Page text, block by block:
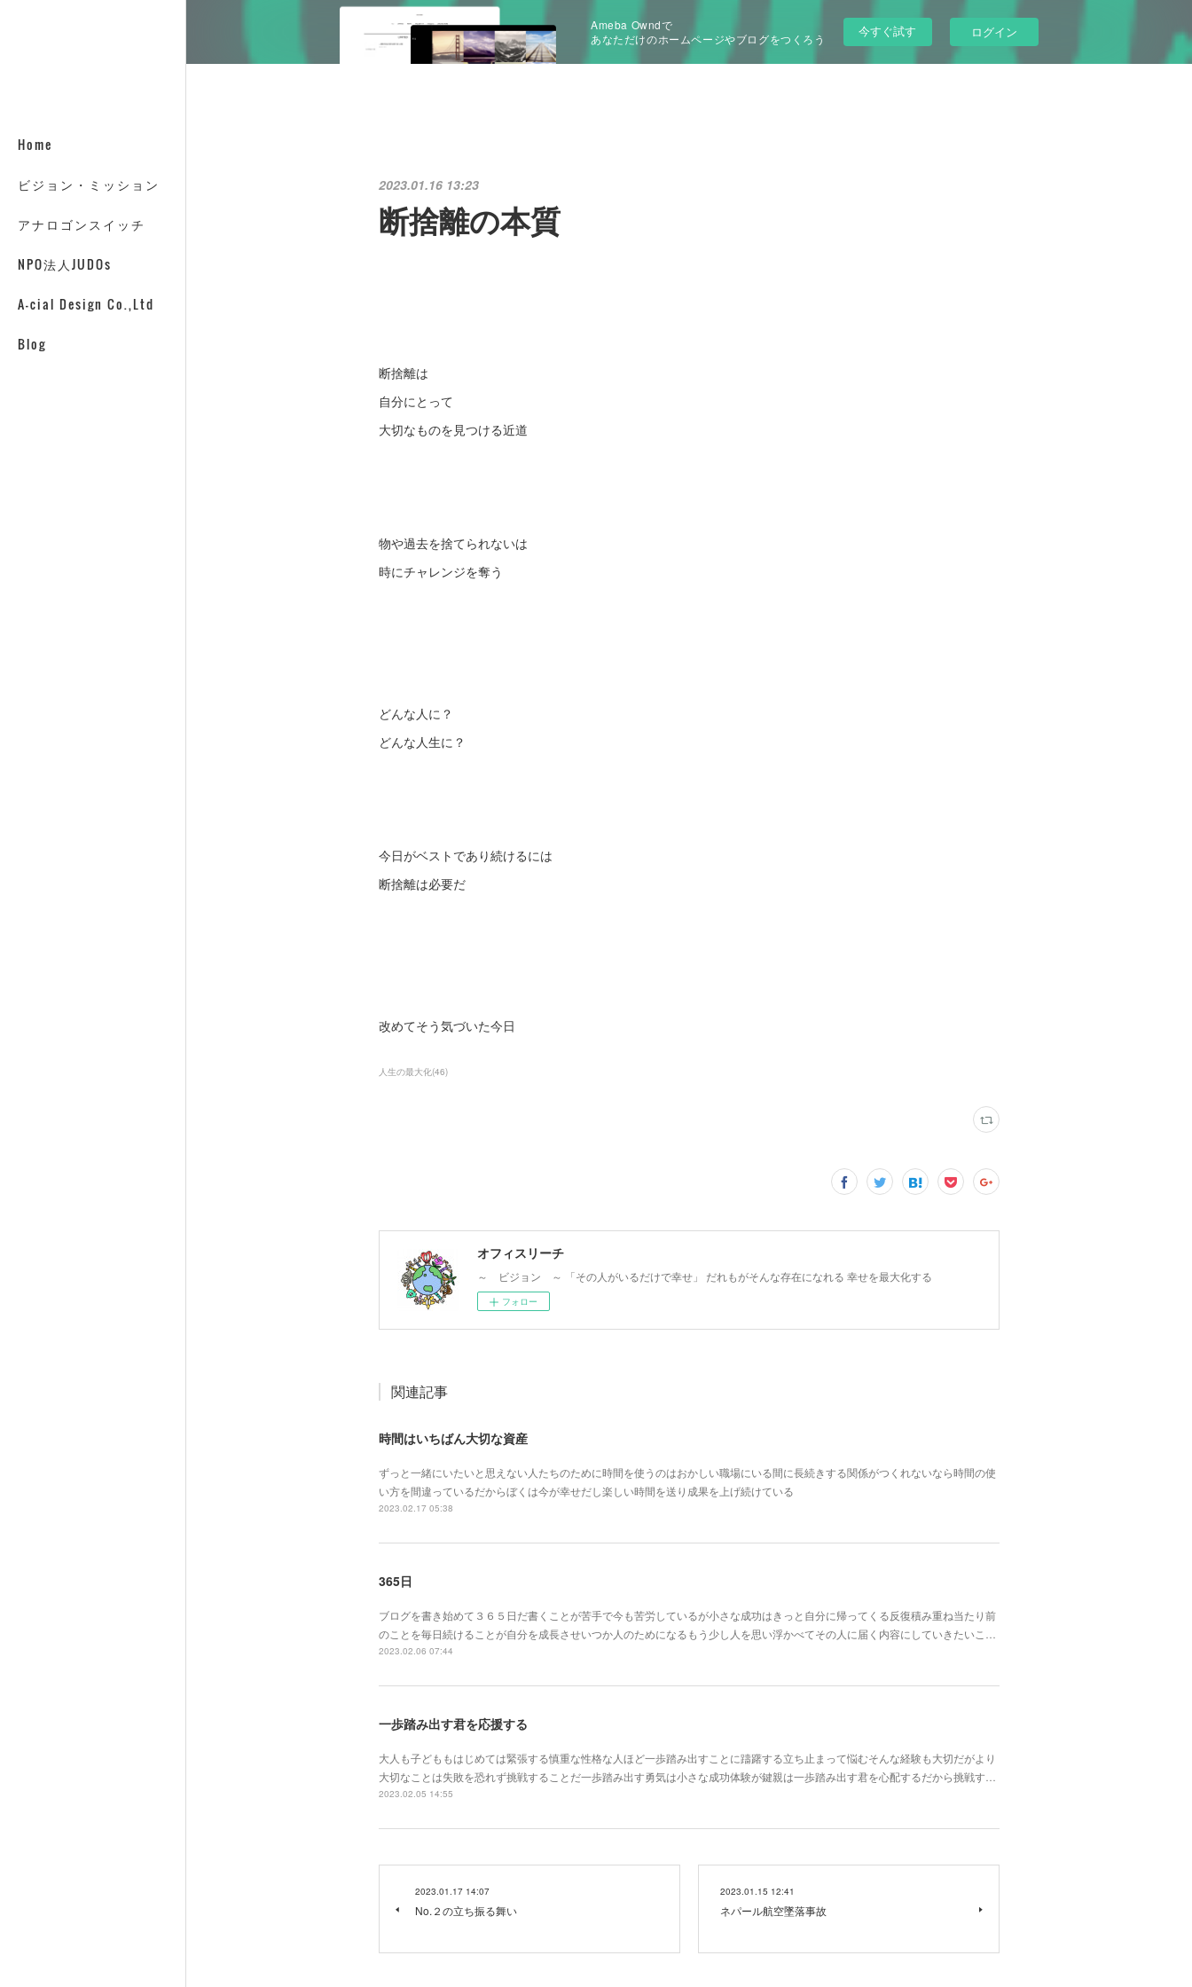
Home
ビジョン・ミッション
アナロゴンスイッチ
NPO法人JUDOs
A-cial Design Co.,Ltd
Blog
Ameba Owndで
あなただけのホームページやブログをつくろう
今すぐ試す ログイン
2023.01.16 13:23
断捨離の本質
断捨離は
自分にとって
大切なものを見つける近道
物や過去を捨てられないは
時にチャレンジを奪う
どんな人に？
どんな人生に？
今日がベストであり続けるには
断捨離は必要だ
改めてそう気づいた今日
人生の最大化(46)
オフィスリーチ
～ ビジョン ～ 「その人がいるだけで幸せ」 だれもがそんな存在になれる 幸せを最大化する
フォロー
関連記事
時間はいちばん大切な資産
ずっと一緒にいたいと思えない人たちのために時間を使うのはおかしい職場にいる間に長続きする関係がつくれないなら時間の使
い方を間違っているだからぼくは今が幸せだし楽しい時間を送り成果を上げ続けている
2023.02.17 05:38
365日
ブログを書き始めて３６５日だ書くことが苦手で今も苦労しているが小さな成功はきっと自分に帰ってくる反復積み重ね当たり前
のことを毎日続けることが自分を成長させいつか人のためになるもう少し人を思い浮かべてその人に届く内容にしていきたいこ…
2023.02.06 07:44
一歩踏み出す君を応援する
大人も子どももはじめては緊張する慎重な性格な人ほど一歩踏み出すことに躊躇する立ち止まって悩むそんな経験も大切だがより
大切なことは失敗を恐れず挑戦することだ一歩踏み出す勇気は小さな成功体験が鍵親は一歩踏み出す君を心配するだから挑戦す…
2023.02.05 14:55
2023.01.17 14:07
No.２の立ち振る舞い
2023.01.15 12:41
ネパール航空墜落事故